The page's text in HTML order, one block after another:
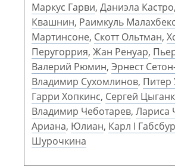
Маркус Гарви, Даниэла Кастро,
Квашнин, Раимкуль
Мартинсоне, Скотт Ольтман,
Перугоррия, Жан Ренуар,
Валерий Рюмин, Эрнест
Владимир Сухомлинов, Питер
Гарри Хопкинс, Сергей
Владимир Чеботарев, Лариса
Ариана, Юлиан, Карл I
Шурочкина